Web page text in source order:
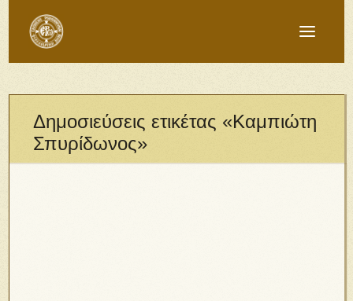
Δημοσιεύσεις ετικέτας «Καμπιώτη
Σπυρίδωνος»